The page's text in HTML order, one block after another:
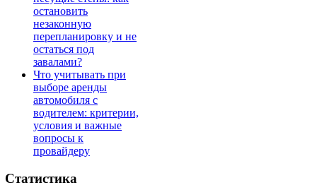
остановить
незаконную
перепланировку и не
остаться под
завалами?
Что учитывать при
выборе аренды
автомобиля с
водителем: критерии,
условия и важные
вопросы к
провайдеру
Статистика